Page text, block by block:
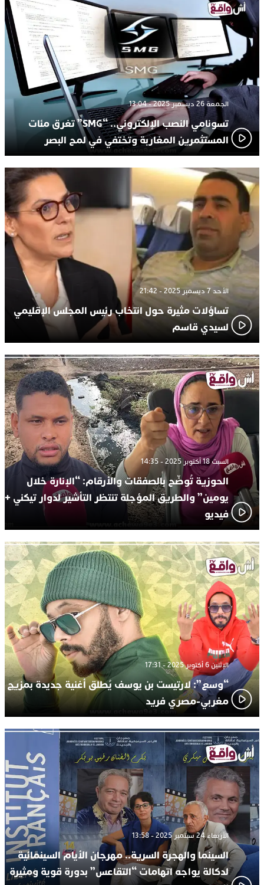
الجمعة 26 ديسمبر 2025 - 13:04
تسونامي النصب الإلكتروني.. “SMG” تغرق مئات
المستثمرين المغاربة وتختفي في لمح البصر
الأحد 7 ديسمبر 2025 - 21:42
تساؤلات مثيرة حول انتخاب رئيس المجلس الإقليمي
لسيدي قاسم
السبت 18 أكتوبر 2025 - 14:35
الحوزية تُوضّح بالصفقات والأرقام: “الإنارة خلال
يومين” والطريق المؤجلة تنتظر التأشير لدوار تيكني +
فيديو
الإثنين 6 أكتوبر 2025 - 17:31
“وسع”: لارتيست بن يوسف يُطلق أغنية جديدة بمزيج
مغربي-مصري فريد
الأربعاء 24 سبتمبر 2025 - 13:58
السينما والهجرة السرية.. مهرجان الأيام السينمائية
لدكالة يواجه اتهامات “التقاعس” بدورة قوية ومثيرة